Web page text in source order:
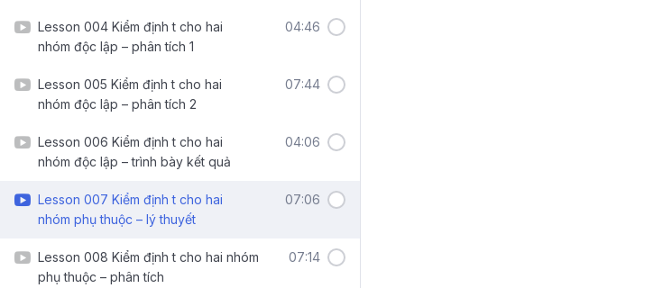
Lesson 004 Kiểm định t cho hai
nhóm độc lập – phân tích 1
04:46
Lesson 005 Kiểm định t cho hai
nhóm độc lập – phân tích 2
07:44
Lesson 006 Kiểm định t cho hai
nhóm độc lập – trình bày kết quả
04:06
Lesson 007 Kiểm định t cho hai
nhóm phụ thuộc – lý thuyết
07:06
Lesson 008 Kiểm định t cho hai nhóm
phụ thuộc – phân tích
07:14